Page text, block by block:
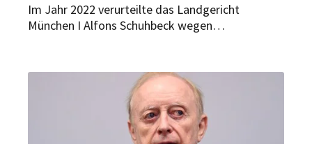
Im Jahr 2022 verurteilte das Landgericht
München I Alfons Schuhbeck wegen
Starkoch.